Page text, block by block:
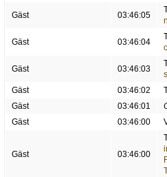
Gäst 03:46:05
Gäst 03:46:04
Gäst 03:46:03
Gäst
03:46:02
Gäst
03:46:01
Gäst
03:46:00
Gäst 03:46:00